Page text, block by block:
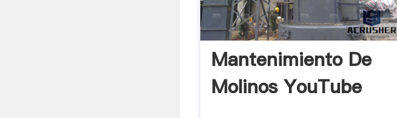
Mantenimiento De
Molinos YouTube